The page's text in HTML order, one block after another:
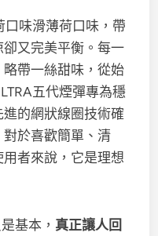
口味滑薄荷口味，帶
又完美平衡。每一
帶一絲甜味，從始
五代煙彈專為穩
的網狀線圈技術確
於喜歡簡單、清
者來說，它是理想
基本， 真正讓人回